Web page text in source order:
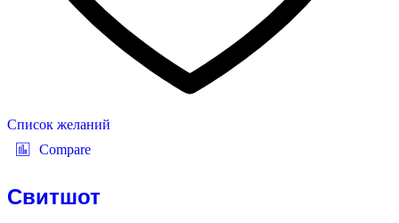
Список желаний
Compare
Свитшот